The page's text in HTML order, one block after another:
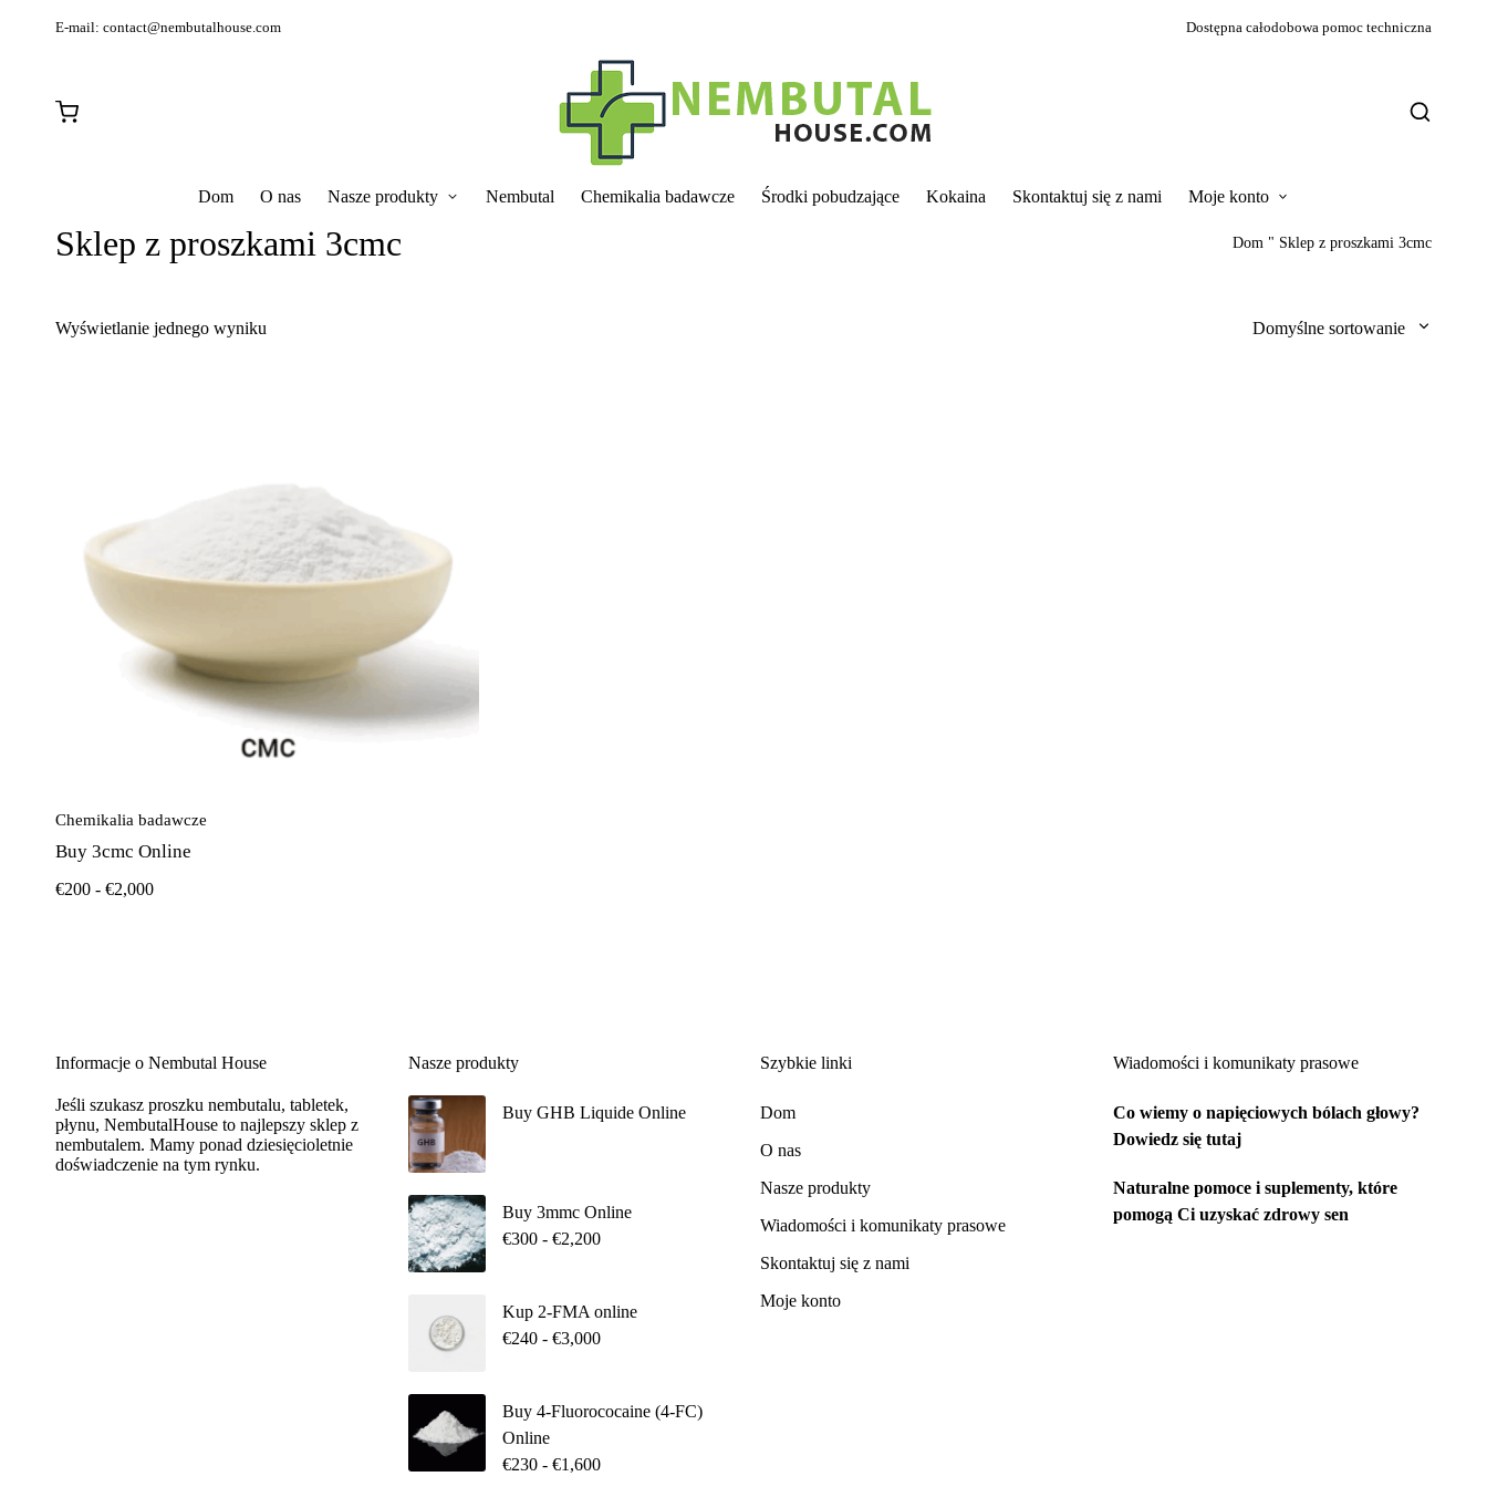
E-mail: contact@nembutalhouse.com Dostępna całodobowa pomoc techniczna
Dom O nas Nasze produkty Nembutal Chemikalia badawcze Środki pobudzające Kokaina Skontaktuj się z nami Moje konto
Sklep z proszkami 3cmc Dom " Sklep z proszkami 3cmc
Wyświetlanie jednego wyniku Domyślne sortowanie
Chemikalia badawcze
Buy 3cmc Online
€200 - €2,000
Informacje o Nembutal House
Jeśli szukasz proszku nembutalu, tabletek,
płynu, NembutalHouse to najlepszy sklep z
nembutalem. Mamy ponad dziesięcioletnie
doświadczenie na tym rynku.
Nasze produkty
Buy GHB Liquide Online
Buy 3mmc Online
€300- €2,200
Kup 2-FMA online
€240- €3,000
Buy 4-Fluorococaine (4-FC)
Online
€230- €1,600
Szybkie linki
Dom
O nas
Nasze produkty
Wiadomości i komunikaty prasowe
Skontaktuj się z nami
Moje konto
Wiadomości i komunikaty prasowe
Co wiemy o napięciowych bólach głowy?
Dowiedz się tutaj
Naturalne pomoce i suplementy, które
pomogą Ci uzyskać zdrowy sen